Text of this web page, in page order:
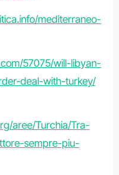
mediterraneo-
57075/will-libyan-
deal-with-turkey/
aree/Turchia/Tra-
sempre-piu-